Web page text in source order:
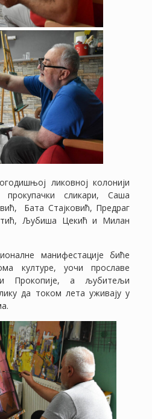
ликовној колонији
прокупачки сликари, Саша
Бата Стајковић, Предраг
Љубиша Цекић и Милан
манифестације биће
културе, уочи прославе
Прокопије, а љубитељи
да током лета уживају у